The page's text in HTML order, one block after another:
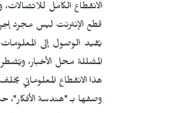
الانقطاع الكامل
قطع الإنترنت ليس مجرد
يُقيد الوصول إلى
المضللة محل الأخبار،
هذا الانقطاع المعلوماتي
وصفها بـ "هندسة الأفكار"،